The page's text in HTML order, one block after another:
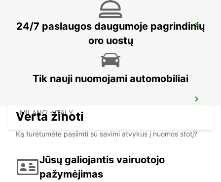
MILAN VIALE UMBRIA
MILANO - ITALY
24/7 paslaugos daugumoje pagrindinių
oro uostų
Tik nauji nuomojami automobiliai
Verta žinoti
Ką turėtumėte pasiimti su savimi atvykus į nuomos stotį?
Jūsų galiojantis vairuotojo
pažymėjimas